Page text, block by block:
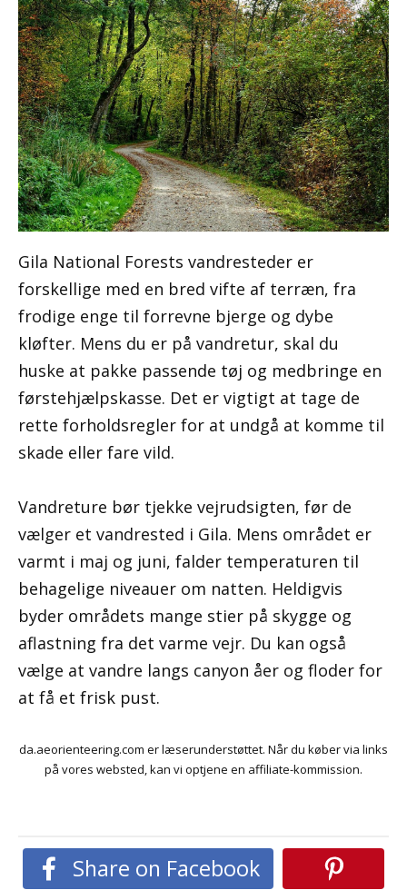
Gila National Forests vandresteder er
forskellige med en bred vifte af terræn, fra
frodige enge til forrevne bjerge og dybe
kløfter. Mens du er på vandretur, skal du
huske at pakke passende tøj og medbringe en
førstehjælpskasse. Det er vigtigt at tage de
rette forholdsregler for at undgå at komme til
skade eller fare vild.
Vandreture bør tjekke vejrudsigten, før de
vælger et vandrested i Gila. Mens området er
varmt i maj og juni, falder temperaturen til
behagelige niveauer om natten. Heldigvis
byder områdets mange stier på skygge og
aflastning fra det varme vejr. Du kan også
vælge at vandre langs canyon åer og floder for
at få et frisk pust.
da.aeorienteering.com er læserunderstøttet. Når du køber via links
på vores websted, kan vi optjene en affiliate-kommission.
Share on Facebook